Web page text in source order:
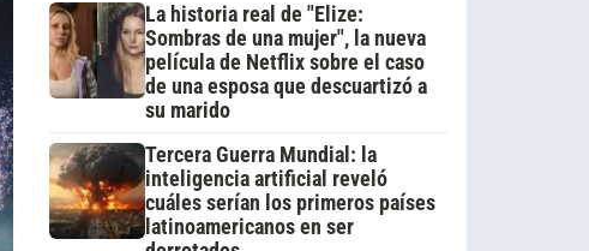
La historia real de "Elize:
Sombras de una mujer", la nueva
película de Netflix sobre el caso
de una esposa que descuartizó a
su marido
Tercera Guerra Mundial: la
inteligencia artificial reveló
cuáles serían los primeros países
latinoamericanos en ser